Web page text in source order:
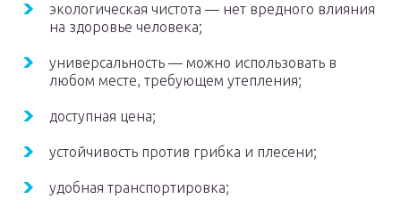
экологическая чистота — нет вредного влияния
на здоровье человека;
универсальность — можно использовать в
любом месте, требующем утепления;
доступная цена;
устойчивость против грибка и плесени;
удобная транспортировка;